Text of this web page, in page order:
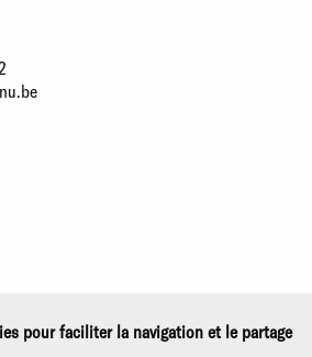
pour faciliter la navigation et le partage